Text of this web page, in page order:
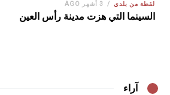
لقطة من بلدي
السينما التي هزت مدينة رأس العين
آراء